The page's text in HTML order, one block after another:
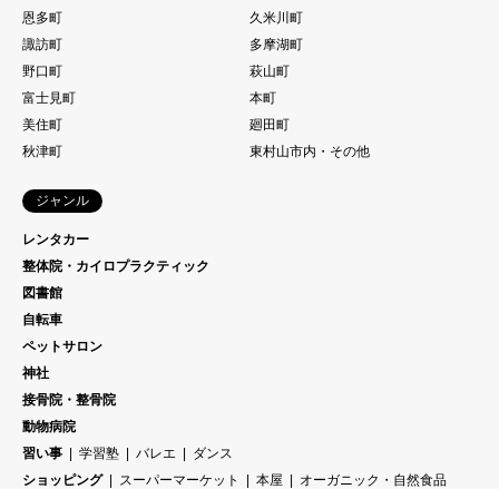
恩多町
久米川町
諏訪町
多摩湖町
野口町
萩山町
富士見町
本町
美住町
廻田町
秋津町
東村山市内・その他
ジャンル
レンタカー
整体院・カイロプラクティック
図書館
自転車
ペットサロン
神社
接骨院・整骨院
動物病院
習い事
学習塾 バレエ
ダンス
ショッピング
スーパーマーケット 本屋
オーガニック・自然食品